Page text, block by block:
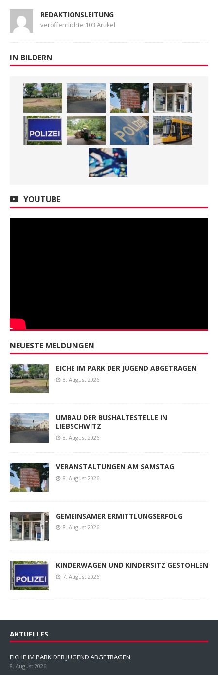
REDAKTIONSLEITUNG
veröffentlichte 103 Artikel
IN BILDERN
YOUTUBE
NEUESTE MELDUNGEN
EICHE IM PARK DER JUGEND ABGETRAGEN
8. August 2026
UMBAU DER BUSHALTESTELLE IN
LIEBSCHWITZ
8. August 2026
VERANSTALTUNGEN AM SAMSTAG
8. August 2026
GEMEINSAMER ERMITTLUNGSERFOLG
8. August 2026
KINDERWAGEN UND KINDERSITZ GESTOHLEN
7. August 2026
AKTUELLES
EICHE IM PARK DER JUGEND ABGETRAGEN
8. August 2026